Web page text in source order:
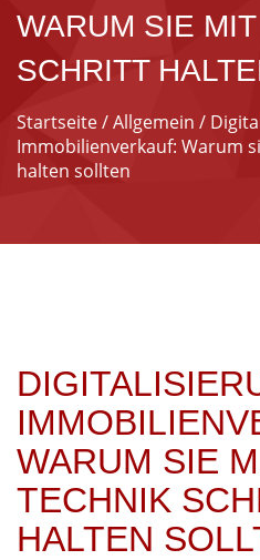
WARUM SIE
SCHRITT
Startseite/Allgemein /
Immobilienverkauf: Warum
halten sollten
WARUM SIE
TECHNIK
HALTEN